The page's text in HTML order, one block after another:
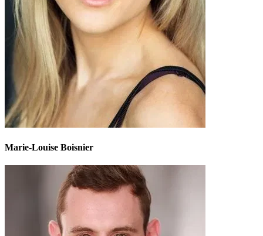
Marie-Louise Boisnier